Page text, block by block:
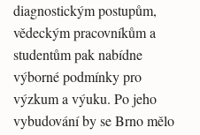
diagnostickým postupům,
vědeckým pracovníkům a
studentům pak nabídne
výborné podmínky pro
výzkum a výuku. Po jeho
vybudování by se Brno mělo